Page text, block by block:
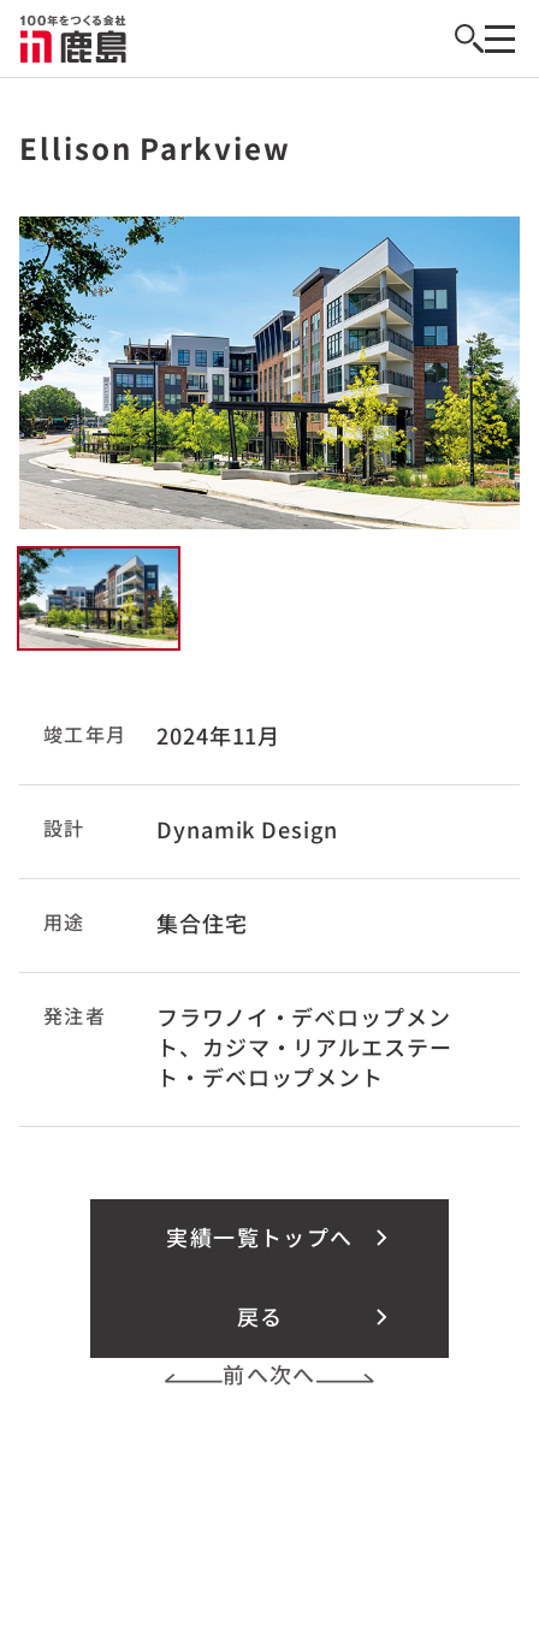
Ellison Parkview
竣工年月 2024年11月
設計 Dynamik Design
用途 集合住宅
発注者
フラワノイ・デベロップメン
ト、カジマ・リアルエステー
ト・デベロップメント
実績一覧トップへ
戻る
前へ次へ